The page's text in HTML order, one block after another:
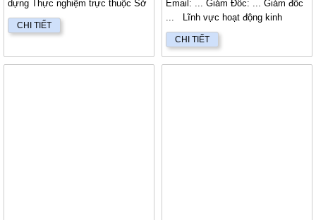
dựng Thực nghiệm trực thuộc Sở
Xây dựng Hà Nộ...
CHI TIẾT
Email: ... Giám Đốc: ... Giám đốc
... Lĩnh vực hoạt động kinh
doanh...
CHI TIẾT